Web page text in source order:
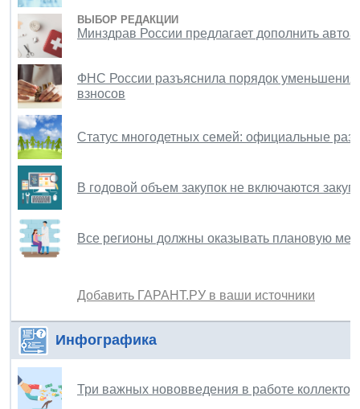
ВЫБОР РЕДАКЦИИ
Минздрав России предлагает дополнить
ФНС России разъяснила порядок
взносов
Cтатус многодетных семей: официальные
В годовой объем закупок не включаются
Все регионы должны оказывать плановую
Добавить ГАРАНТ.РУ в ваши источники
Инфографика
Три важных нововведения в работе